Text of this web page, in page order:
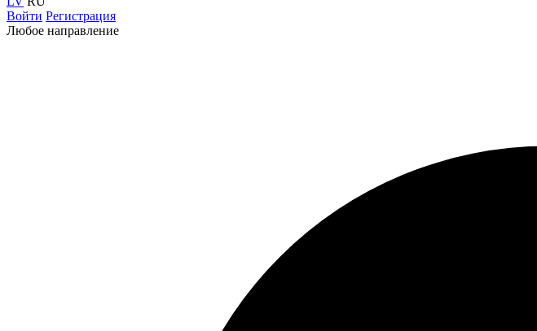
Войти Регистрация
Любое направление